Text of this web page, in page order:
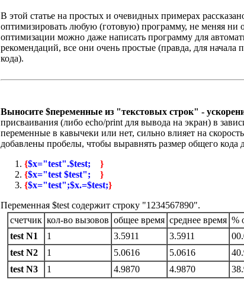
В этой статье на простых и очевидных примерах
оптимизировать любую (готовую) программу, не меняя ни
оптимизации можно даже написать программу для
рекомендаций, все они очень простые (правда, для начала
кода).
Выносите $переменные из "текстовых строк" -
присваивания (либо echo/print для вывода на экран) в
переменные в кавычеки или нет, сильно влияет на
добавлены пробелы, чтобы выравнять размер общего кода
{$x="test".$test; }
{$x="test $test"; }
{$x="test";$x.=$test;}
Переменная $test содержит строку "1234567890".
счетчик кол-во вызовов общее вpемя сpеднее вpемя %
test N1
1 3.5911 3.5911
test N2
1 5.0616 5.0616
test N3
1 4.9870 4.9870